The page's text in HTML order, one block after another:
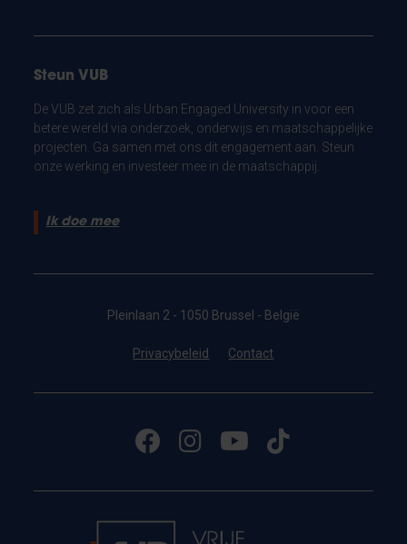
Steun VUB
De VUB zet zich als Urban Engaged University in voor een
betere wereld via onderzoek, onderwijs en maatschappelijke
projecten. Ga samen met ons dit engagement aan. Steun
onze werking en investeer mee in de maatschappij.
Ik doe mee
Pleinlaan 2 - 1050 Brussel - België
Privacybeleid Contact